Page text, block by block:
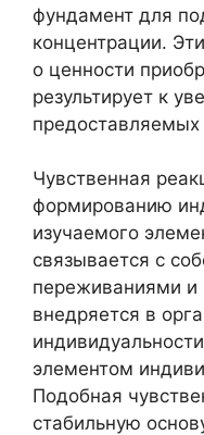
фундамент для
концентрации.
о ценности
результирует к
предоставляемых
Чувственная
формированию
изучаемого
связывается с
переживаниями и
внедряется в
элементом
Подобная
стабильную